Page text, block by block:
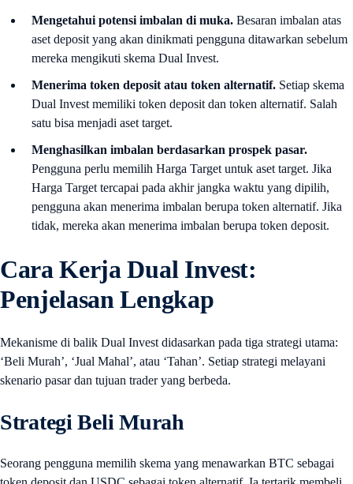
Mengetahui potensi imbalan di muka. Besaran imbalan atas
aset deposit yang akan dinikmati pengguna ditawarkan sebelum
mereka mengikuti skema Dual Invest.
Menerima token deposit atau token alternatif. Setiap skema
Dual Invest memiliki token deposit dan token alternatif. Salah
satu bisa menjadi aset target.
Menghasilkan imbalan berdasarkan prospek pasar.
Pengguna perlu memilih Harga Target untuk aset target. Jika
Harga Target tercapai pada akhir jangka waktu yang dipilih,
pengguna akan menerima imbalan berupa token alternatif. Jika
tidak, mereka akan menerima imbalan berupa token deposit.
Cara Kerja Dual Invest:
Penjelasan Lengkap
Mekanisme di balik Dual Invest didasarkan pada tiga strategi utama:
‘Beli Murah’, ‘Jual Mahal’, atau ‘Tahan’. Setiap strategi melayani
skenario pasar dan tujuan trader yang berbeda.
Strategi Beli Murah
Seorang pengguna memilih skema yang menawarkan BTC sebagai